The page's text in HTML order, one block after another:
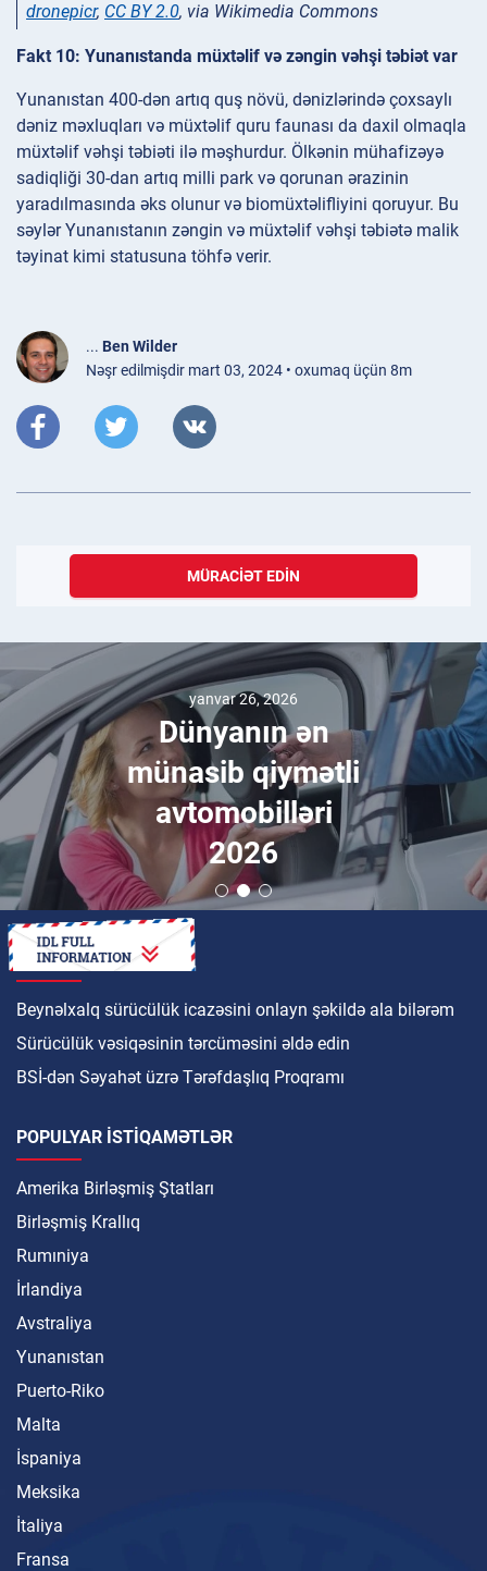
dronepicr, CC BY 2.0, via Wikimedia Commons
Fakt 10: Yunanıstanda müxtəlif və zəngin vəhşi təbiət var
Yunanıstan 400-dən artıq quş növü, dənizlərində çoxsaylı
dəniz məxluqları və müxtəlif quru faunası da daxil olmaqla
müxtəlif vəhşi təbiəti ilə məşhurdur. Ölkənin mühafizəyə
sadiqliği 30-dan artıq milli park və qorunan ərazinin
yaradılmasında əks olunur və biomüxtəlifliyini qoruyur. Bu
səylər Yunanıstanın zəngin və müxtəlif vəhşi təbiətə malik
təyinat kimi statusuna töhfə verir.
... Ben Wilder
Nəşr edilmişdir mart 03, 2024 • oxumaq üçün 8m
MÜRACIƏT EDIN
yanvar 26, 2026
Dünyanın ən
münasib qiymətli
avtomobilləri
2026
NECƏ
Beynəlxalq sürücülük icazəsini onlayn şəkildə ala bilərəm
Sürücülük vəsiqəsinin tərcüməsini əldə edin
BSİ-dən Səyahət üzrə Tərəfdaşlıq Proqramı
POPULYAR ISTIQAMƏTLƏR
Amerika Birləşmiş Ştatları
Birləşmiş Krallıq
Rumıniya
İrlandiya
Avstraliya
Yunanıstan
Puerto-Riko
Malta
İspaniya
Meksika
İtaliya
Fransa